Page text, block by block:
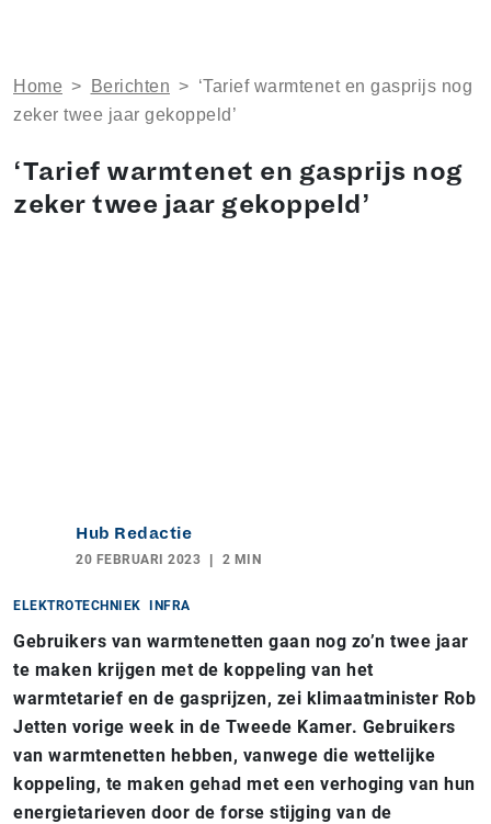
Home > Berichten > ‘Tarief warmtenet en gasprijs nog
zeker twee jaar gekoppeld’
‘Tarief warmtenet en gasprijs nog
zeker twee jaar gekoppeld’
Hub Redactie
20 FEBRUARI 2023 2 MIN
ELEKTROTECHNIEK INFRA
Gebruikers van warmtenetten gaan nog zo’n twee jaar
te maken krijgen met de koppeling van het
warmtetarief en de gasprijzen, zei klimaatminister Rob
Jetten vorige week in de Tweede Kamer. Gebruikers
van warmtenetten hebben, vanwege die wettelijke
koppeling, te maken gehad met een verhoging van hun
energietarieven door de forse stijging van de